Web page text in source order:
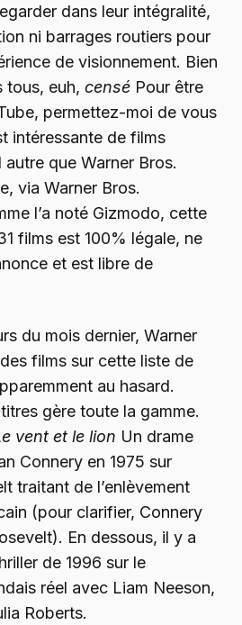
dans leur intégralité,
ni barrages routiers pour
de visionnement. Bien
tous, euh, censé Pour être
permettez-moi de vous
intéressante de films
que Warner Bros.
via Warner Bros.
l’a noté Gizmodo, cette
films est 100% légale, ne
et est libre de
du mois dernier, Warner
films sur cette liste de
au hasard.
gère toute la gamme.
vent et le lion Un drame
Connery en 1975 sur
traitant de l’enlèvement
(pour clarifier, Connery
En dessous, il y a
de 1996 sur le
réel avec Liam Neeson,
Roberts.